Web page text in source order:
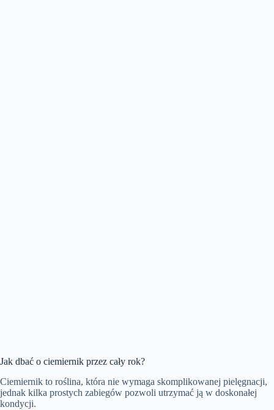
Jak dbać o ciemiernik przez cały rok?
Ciemiernik to roślina, która nie wymaga skomplikowanej pielęgnacji,
jednak kilka prostych zabiegów pozwoli utrzymać ją w doskonałej
kondycji.